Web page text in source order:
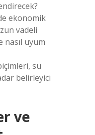
ekonomik
vadeli
uyum
su
belirleyici
ve